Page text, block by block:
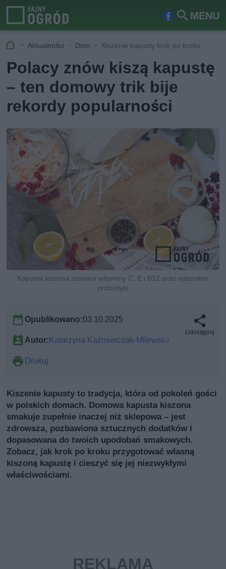
MENU
Fa
ook
Szu
kaj
Aktualności Dom Kiszenie kapusty krok po kroku
Polacy znów kiszą kapustę
– ten domowy trik bije
rekordy popularności
Kapusta kiszona zawiera witaminy C, E i B12 oraz naturalne
probiotyki
Opublikowano:03.10.2025
Autor:Katarzyna Kaźmierczak-Milewska
Drukuj
Udostępnij
Kiszenie kapusty to tradycja, która od pokoleń gości
w polskich domach. Domowa kapusta kiszona
smakuje zupełnie inaczej niż sklepowa – jest
zdrowsza, pozbawiona sztucznych dodatków i
dopasowana do twoich upodobań smakowych.
Zobacz, jak krok po kroku przygotować własną
kiszoną kapustę i cieszyć się jej niezwykłymi
właściwościami.